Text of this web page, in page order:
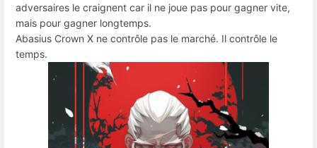
adversaires le craignent car il ne joue pas pour gagner vite,
mais pour gagner longtemps.
Abasius Crown X ne contrôle pas le marché. Il contrôle le
temps.